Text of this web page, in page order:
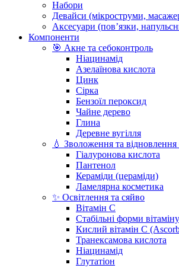
Набори
Девайси (мікроструми,
Аксесуари (повʼязки,
Компоненти
🎯 Акне та себоконтроль
Ніацинамід
Азелаїнова кислота
Цинк
Сірка
Бензоїл пероксид
Чайне дерево
Глина
Деревне вугілля
💧 Зволоження та відновлення
Гіалуронова кислота
Пантенол
Кераміди (цераміди)
Ламелярна косметика
✨ Освітлення та сяйво
Вітамін С
Стабільні форми
Кислий вітамін С
Транексамова кислота
Ніацинамід
Глутатіон